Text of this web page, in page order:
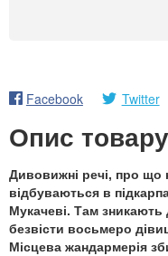
Facebook Twitter
Опис товару
Дивовижні речі, про що
відбуваються в
Мукачеві. Там
безвісти восьмеро
Місцева жандармерія